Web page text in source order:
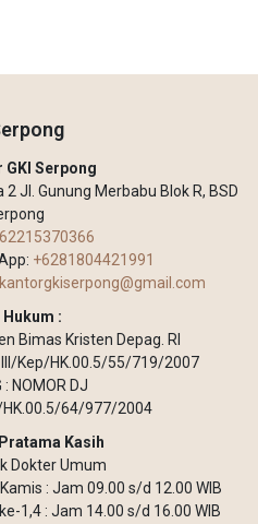
GKI Serpong
2 Jl. Gunung Merbabu Blok R, BSD
+6281804421991
kantorgkiserpong@gmail.com
Hukum :
Bimas Kristen Depag. RI
III/Kep/HK.00.5/55/719/2007
: NOMOR DJ
HK.00.5/64/977/2004
Kasih
Dokter Umum
: Jam 09.00 s/d 12.00 WIB
1,4 : Jam 14.00 s/d 16.00 WIB